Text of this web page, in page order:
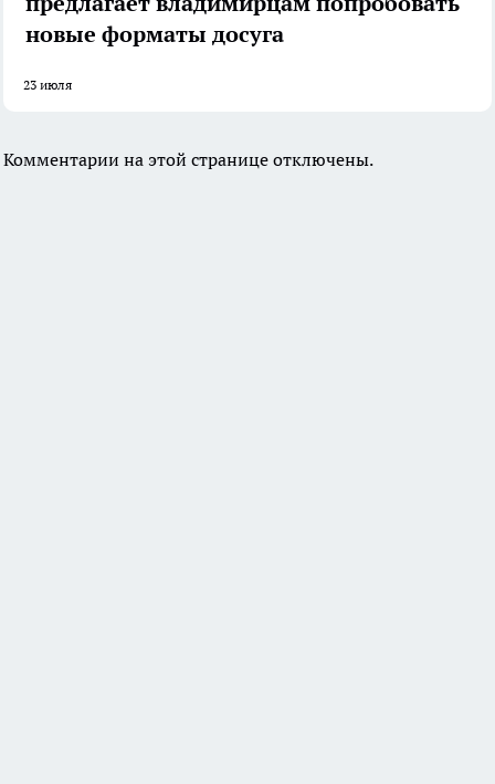
новые форматы досуга
23 июля
Комментарии на этой странице отключены.